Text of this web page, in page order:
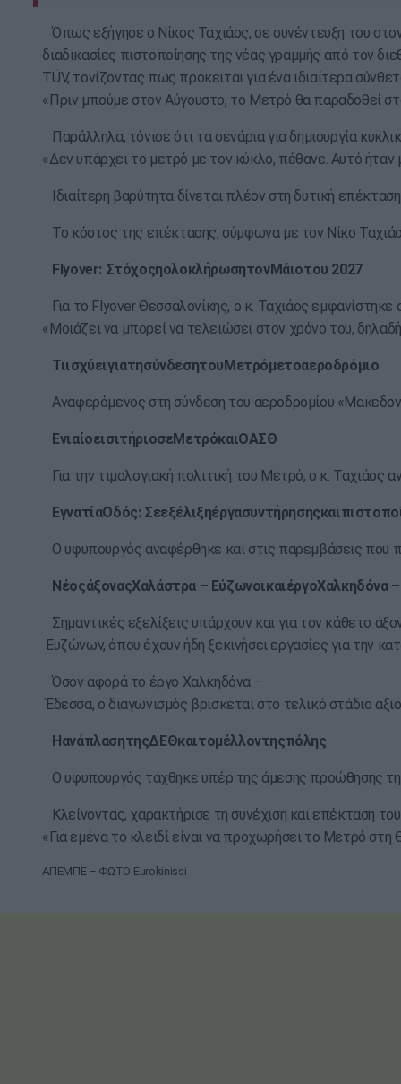
Όπως εξήγησε ο Νίκος Ταχιάος, σε συνέντευξη του
διαδικασίες πιστοποίησης της νέας γραμμής από τον
TÜV, τονίζοντας πως πρόκειται για ένα ιδιαίτερα
«Πριν μπούμε στον Αύγουστο, το Μετρό θα παραδοθεί
Παράλληλα, τόνισε ότι τα σενάρια για δημιουργία
«Δεν υπάρχει το μετρό με τον κύκλο, πέθανε. Αυτό ήταν
Ιδιαίτερη βαρύτητα δίνεται πλέον στη δυτική
Το κόστος της επέκτασης, σύμφωνα με τον Νίκο
Flyover: ΣτόχοςηολοκλήρωσητονΜάιοτου 2027
Για το Flyover Θεσσαλονίκης, ο κ. Ταχιάος
«Μοιάζει να μπορεί να τελειώσει στον χρόνο του,
ΤιισχύειγιατησύνδεσητουΜετρόμετοαεροδρόμιο
Αναφερόμενος στη σύνδεση του αεροδρομίου
ΕνιαίοεισιτήριοσεΜετρόκαιΟΑΣΘ
Για την τιμολογιακή πολιτική του Μετρό, ο κ.
ΕγνατίαΟδός: Σεεξέλιξηέργασυντήρησηςκαι
Ο υφυπουργός αναφέρθηκε και στις παρεμβάσεις που
ΝέοςάξοναςΧαλάστρα – ΕύζωνοικαιέργοΧαλκηδόνα
Σημαντικές εξελίξεις υπάρχουν και για τον κάθετο
Ευζώνων, όπου έχουν ήδη ξεκινήσει εργασίες για την
Όσον αφορά το έργο Χαλκηδόνα –
Έδεσσα, ο διαγωνισμός βρίσκεται στο τελικό στάδιο
ΗανάπλασητηςΔΕΘκαιτομέλλοντηςπόλης
Ο υφυπουργός τάχθηκε υπέρ της άμεσης προώθησης
Κλείνοντας, χαρακτήρισε τη συνέχιση και επέκταση
«Για εμένα το κλειδί είναι να προχωρήσει το Μετρό
ΑΠΕΜΠΕ – ΦΩΤΟ:Eurokinissi